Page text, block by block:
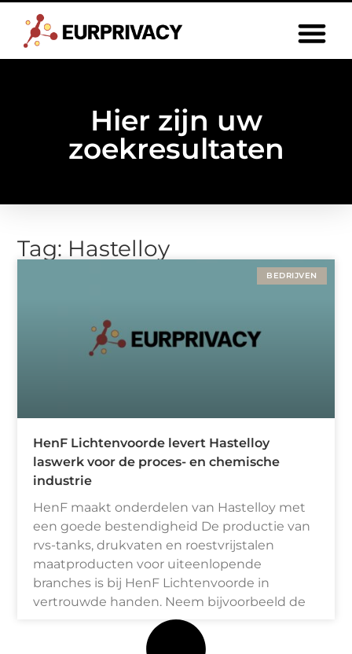
Hier zijn uw
zoekresultaten
Tag: Hastelloy
BEDRIJVEN
HenF Lichtenvoorde levert Hastelloy
laswerk voor de proces- en chemische
industrie
HenF maakt onderdelen van Hastelloy met
een goede bestendigheid De productie van
rvs-tanks, drukvaten en roestvrijstalen
maatproducten voor uiteenlopende
branches is bij HenF Lichtenvoorde in
vertrouwde handen. Neem bijvoorbeeld de